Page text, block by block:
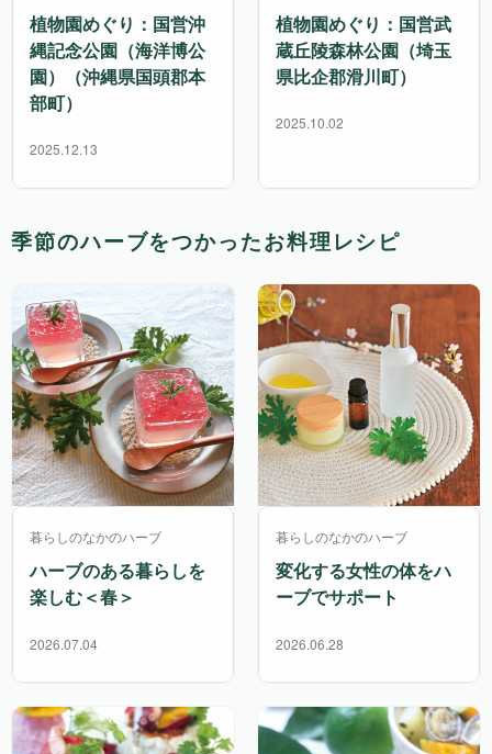
植物園めぐり：国営沖
縄記念公園（海洋博公
園）（沖縄県国頭郡本
部町）
2025.12.13
植物園めぐり：国営武
蔵丘陵森林公園（埼玉
県比企郡滑川町）
2025.10.02
季節のハーブをつかったお料理レシピ
暮らしのなかのハーブ
ハーブのある暮らしを
楽しむ＜春＞
2026.07.04
暮らしのなかのハーブ
変化する女性の体をハ
ーブでサポート
2026.06.28